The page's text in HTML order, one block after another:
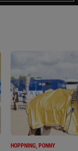
HOPPNING, PONNY